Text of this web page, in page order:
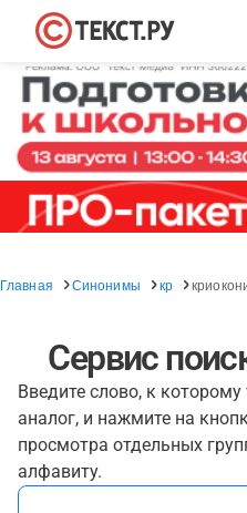
Главная Синонимы кр
Сервис
Введите слово, к которому
аналог, и нажмите на
просмотра отдельных
алфавиту.